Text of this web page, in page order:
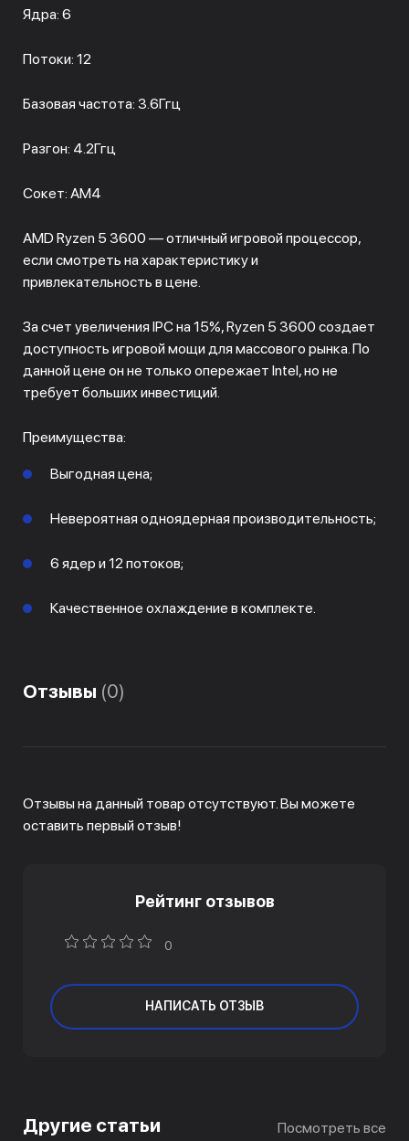
Ядра: 6
Потоки: 12
Базовая частота: 3.6Ггц
Разгон: 4.2Ггц
Сокет: АМ4
AMD Ryzen 5 3600 — отличный игровой процессор,
если смотреть на характеристику и
привлекательность в цене.
За счет увеличения IPC на 15%, Ryzen 5 3600 создает
доступность игровой мощи для массового рынка. По
данной цене он не только опережает Intel, но не
требует больших инвестиций.
Преимущества:
Выгодная цена;
Невероятная одноядерная производительность;
6 ядер и 12 потоков;
Качественное охлаждение в комплекте.
Отзывы (0)
Отзывы на данный товар отсутствуют. Вы можете
оставить первый отзыв!
Рейтинг отзывов
0
НАПИСАТЬ ОТЗЫВ
Другие статьи Посмотреть все